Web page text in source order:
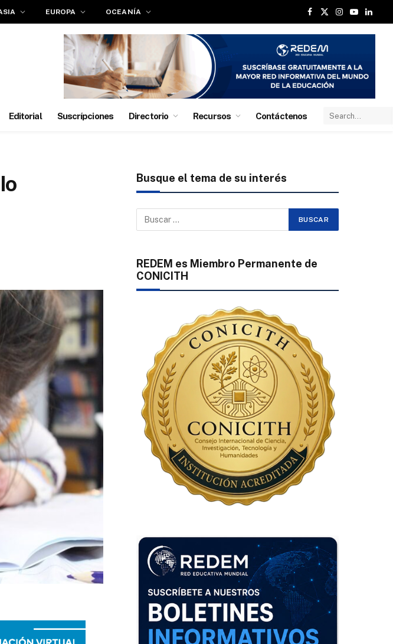
EUROPA OCEANÍA
Facebook
X
Instagram
YouTube
Editorial Suscrípciones Directorio Recursos Contáctenos
Busque el tema de su interés
REDEM es Miembro Permanente de
CONICITH